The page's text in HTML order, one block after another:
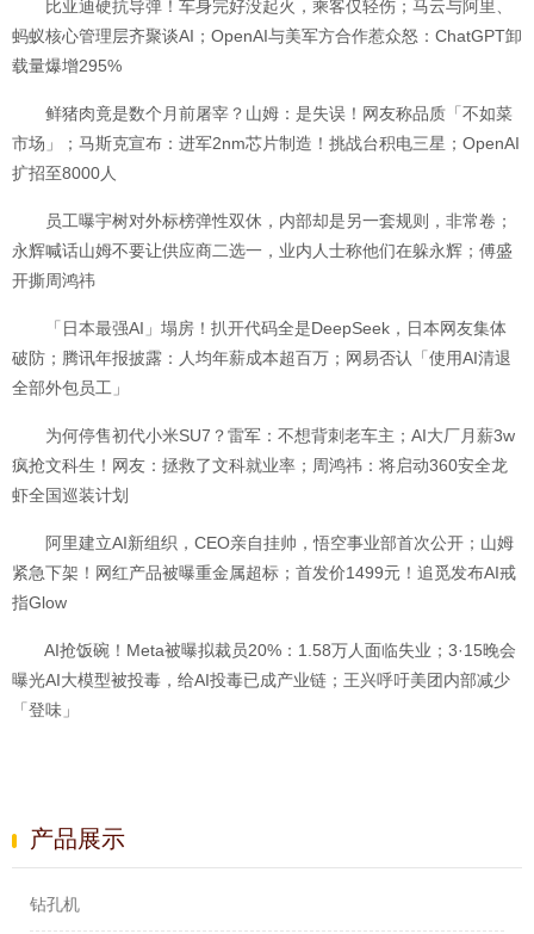
比亚迪硬抗导弹！车身完好没起火，乘客仅轻伤；马云与阿里、
蚂蚁核心管理层齐聚谈AI；OpenAI与美军方合作惹众怒：ChatGPT卸
载量爆增295%
鲜猪肉竟是数个月前屠宰？山姆：是失误！网友称品质「不如菜
市场」；马斯克宣布：进军2nm芯片制造！挑战台积电三星；OpenAI
扩招至8000人
员工曝宇树对外标榜弹性双休，内部却是另一套规则，非常卷；
永辉喊话山姆不要让供应商二选一，业内人士称他们在躲永辉；傅盛
开撕周鸿祎
「日本最强AI」塌房！扒开代码全是DeepSeek，日本网友集体
破防；腾讯年报披露：人均年薪成本超百万；网易否认「使用AI清退
全部外包员工」
为何停售初代小米SU7？雷军：不想背刺老车主；AI大厂月薪3w
疯抢文科生！网友：拯救了文科就业率；周鸿祎：将启动360安全龙
虾全国巡装计划
阿里建立AI新组织，CEO亲自挂帅，悟空事业部首次公开；山姆
紧急下架！网红产品被曝重金属超标；首发价1499元！追觅发布AI戒
指Glow
AI抢饭碗！Meta被曝拟裁员20%：1.58万人面临失业；3·15晚会
曝光AI大模型被投毒，给AI投毒已成产业链；王兴呼吁美团内部减少
「登味」
产品展示
钻孔机